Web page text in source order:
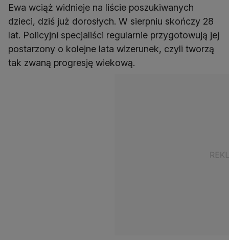
Ewa wciąż widnieje na liście poszukiwanych
dzieci, dziś już dorosłych. W sierpniu skończy 28
lat. Policyjni specjaliści regularnie przygotowują jej
postarzony o kolejne lata wizerunek, czyli tworzą
tak zwaną progresję wiekową.